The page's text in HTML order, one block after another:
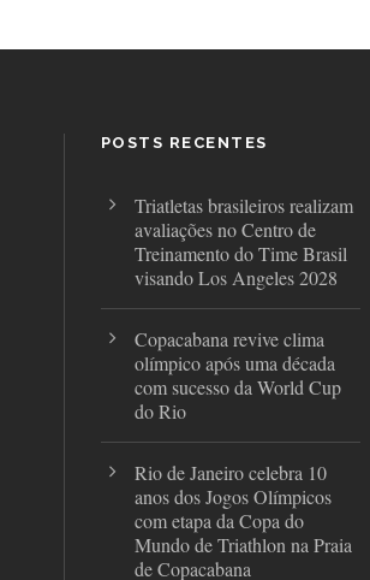
POSTS RECENTES
Triatletas brasileiros realizam
avaliações no Centro de
Treinamento do Time Brasil
visando Los Angeles 2028
Copacabana revive clima
olímpico após uma década
com sucesso da World Cup
do Rio
Rio de Janeiro celebra 10
anos dos Jogos Olímpicos
com etapa da Copa do
Mundo de Triathlon na Praia
de Copacabana